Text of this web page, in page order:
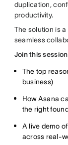
duplication,
productivity.
The solution is
seamless
Join this
The top
business)
How Asana
the right
A live demo
across real-